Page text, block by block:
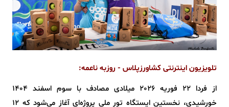
تلویزیون اینترنتی کشاورزپلاس - روزبه ناعمه:
از فردا ۲۲ فوریه 2026 میلادی مصادف با سوم اسفند 1404
خورشیدی، نخستین ایستگاه تور ملی پروژه‌ای آغاز می‌شود که 12